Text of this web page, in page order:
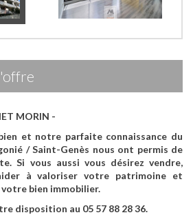
MORIN -
et notre parfaite connaissance du
/ Saint-Genès nous ont permis de
Si vous aussi vous désirez vendre,
à valoriser votre patrimoine et
bien immobilier.
disposition au 05 57 88 28 36.